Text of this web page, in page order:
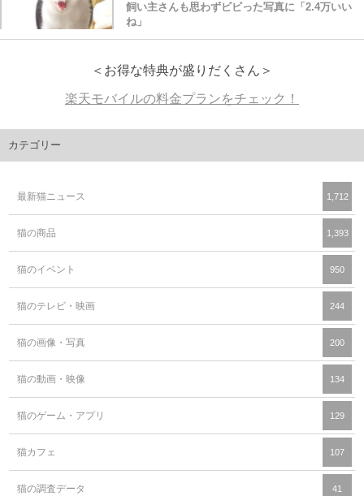
飼い主さんも思わずビビった写真に「2.4万いい
ね」
＜お得な特典が盛りだくさん＞
楽天モバイルの料金プランをチェック！
カテゴリー
最新猫ニュース 1,712
猫の商品 1,393
猫のイベント 950
猫のテレビ・映画 244
猫の画像・写真 200
猫の動画・映像 134
猫のゲーム・アプリ 129
猫カフェ 107
猫の調査データ 41